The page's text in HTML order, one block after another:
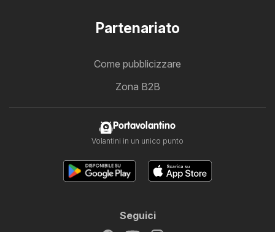
Partenariato
Come pubblicizzare
Zona B2B
Portavolantino
Volantini in un unico punto
Seguici